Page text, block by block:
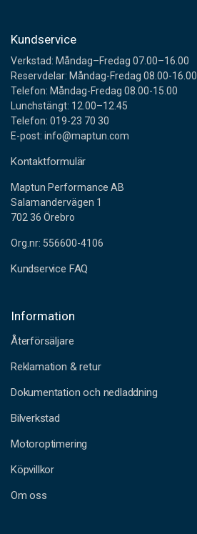
Kundservice
Verkstad: Måndag–Fredag 07.00–16.00
Reservdelar: Måndag-Fredag 08.00-16.00
Telefon: Måndag-Fredag 08.00-15.00
Lunchstängt: 12.00–12.45
Telefon: 019-23 70 30
E-post: info@maptun.com
Kontaktformulär
Maptun Performance AB
Salamandervägen 1
702 36 Örebro
Org.nr: 556600-4106
Kundservice FAQ
Information
Återförsäljare
Reklamation & retur
Dokumentation och nedladdning
Bilverkstad
Motoroptimering
Köpvillkor
Om oss